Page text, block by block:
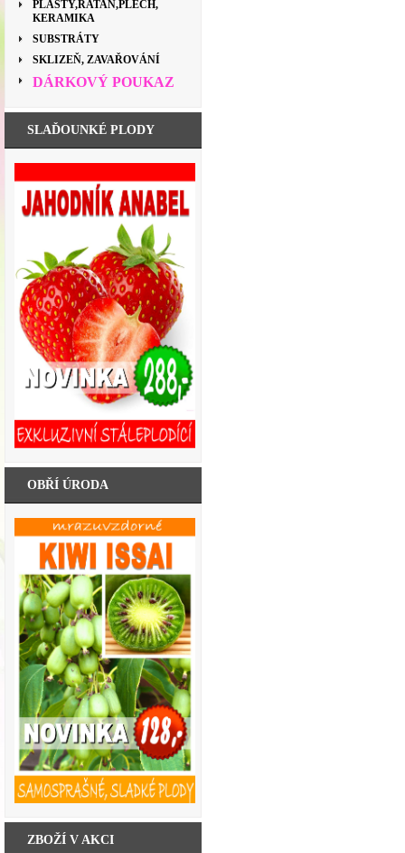
PLASTY,RATAN,PLECH,
KERAMIKA
SUBSTRÁTY
SKLIZEŇ, ZAVAŘOVÁNÍ
DÁRKOVÝ POUKAZ
SLAĎOUNKÉ PLODY
OBŘÍ ÚRODA
ZBOŽÍ V AKCI